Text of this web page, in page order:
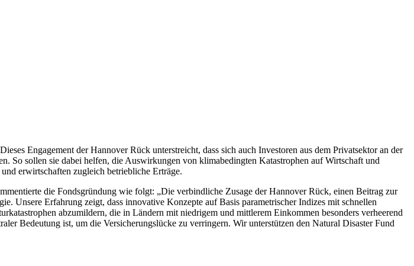
Engagement der Hannover Rück unterstreicht, dass sich auch Investoren aus dem Privatsektor an der
So sollen sie dabei helfen, die Auswirkungen von klimabedingten Katastrophen auf Wirtschaft und
erwirtschaften zugleich betriebliche Erträge.
die Fondsgründung wie folgt: „Die verbindliche Zusage der Hannover Rück, einen Beitrag zur
Unsere Erfahrung zeigt, dass innovative Konzepte auf Basis parametrischer Indizes mit schnellen
abzumildern, die in Ländern mit niedrigem und mittlerem Einkommen besonders verheerend
Bedeutung ist, um die Versicherungslücke zu verringern. Wir unterstützen den Natural Disaster Fund